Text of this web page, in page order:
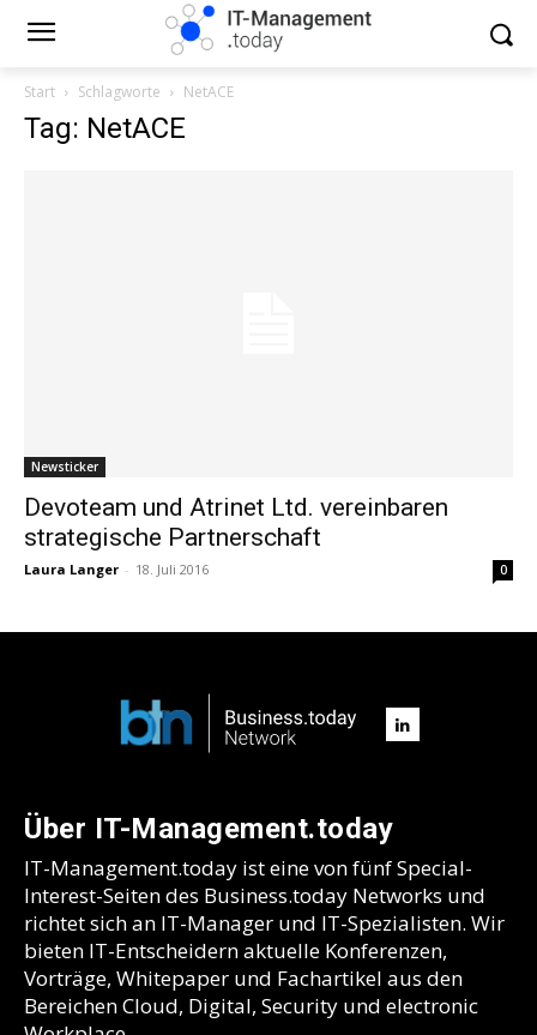
Start Schlagworte NetACE
Tag: NetACE
Newsticker
Devoteam und Atrinet Ltd. vereinbaren
strategische Partnerschaft
Laura Langer - 18. Juli 2016 0
Über IT-Management.today
IT-Management.today ist eine von fünf Special-
Interest-Seiten des Business.today Networks und
richtet sich an IT-Manager und IT-Spezialisten. Wir
bieten IT-Entscheidern aktuelle Konferenzen,
Vorträge, Whitepaper und Fachartikel aus den
Bereichen Cloud, Digital, Security und electronic